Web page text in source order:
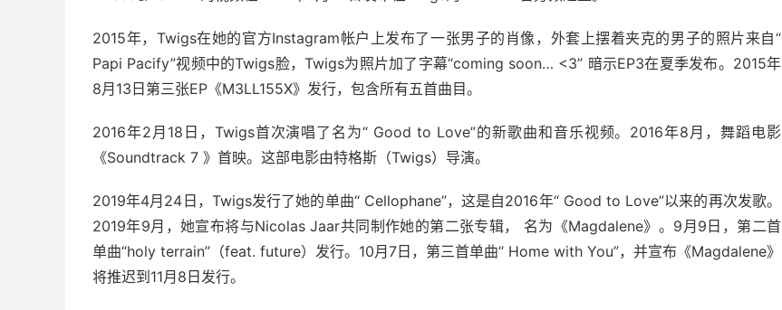
2015年，Twigs在她的官方Instagram帐户上发布了一张男子的肖像，外套上摆着夹克的男子的照片来自“
Papi Pacify”视频中的Twigs脸，Twigs为照片加了字幕“coming soon… <3” 暗示EP3在夏季发布。2015年
8月13日第三张EP《M3LL155X》发行，包含所有五首曲目。
2016年2月18日，Twigs首次演唱了名为“ Good to Love”的新歌曲和音乐视频。2016年8月，舞蹈电影
《Soundtrack 7 》首映。这部电影由特格斯（Twigs）导演。
2019年4月24日，Twigs发行了她的单曲“ Cellophane”，这是自2016年“ Good to Love”以来的再次发歌。
2019年9月，她宣布将与Nicolas Jaar共同制作她的第二张专辑， 名为《Magdalene》。9月9日，第二首
单曲“holy terrain”（feat. future）发行。10月7日，第三首单曲“ Home with You”，并宣布《Magdalene》
将推迟到11月8日发行。